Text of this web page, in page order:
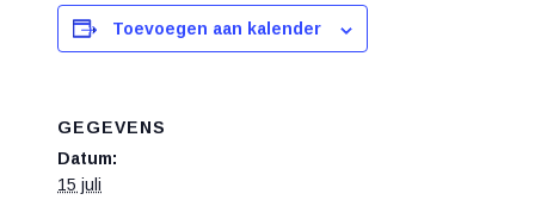
Toevoegen aan kalender
GEGEVENS
Datum:
15 juli